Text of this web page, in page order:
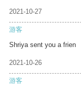
2021-10-27
游客
Shriya sent you a frien
2021-10-26
游客